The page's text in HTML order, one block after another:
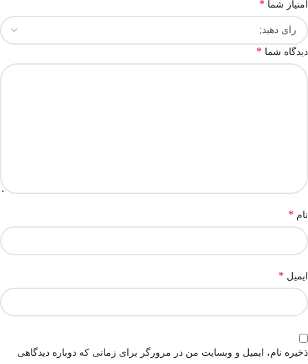
امتیاز شما *
دیدگاه شما *
نام *
ایمیل *
ذخیره نام، ایمیل و وبسایت من در مرورگر برای زمانی که دوباره دیدگاهی